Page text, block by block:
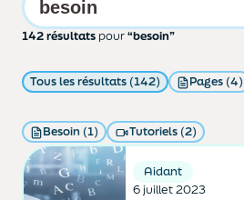
142 résultats pour“besoin”
Tous les résultats (142) Pages (4)
Besoin (1) Tutoriels (2)
Aidant
6 juillet 2023